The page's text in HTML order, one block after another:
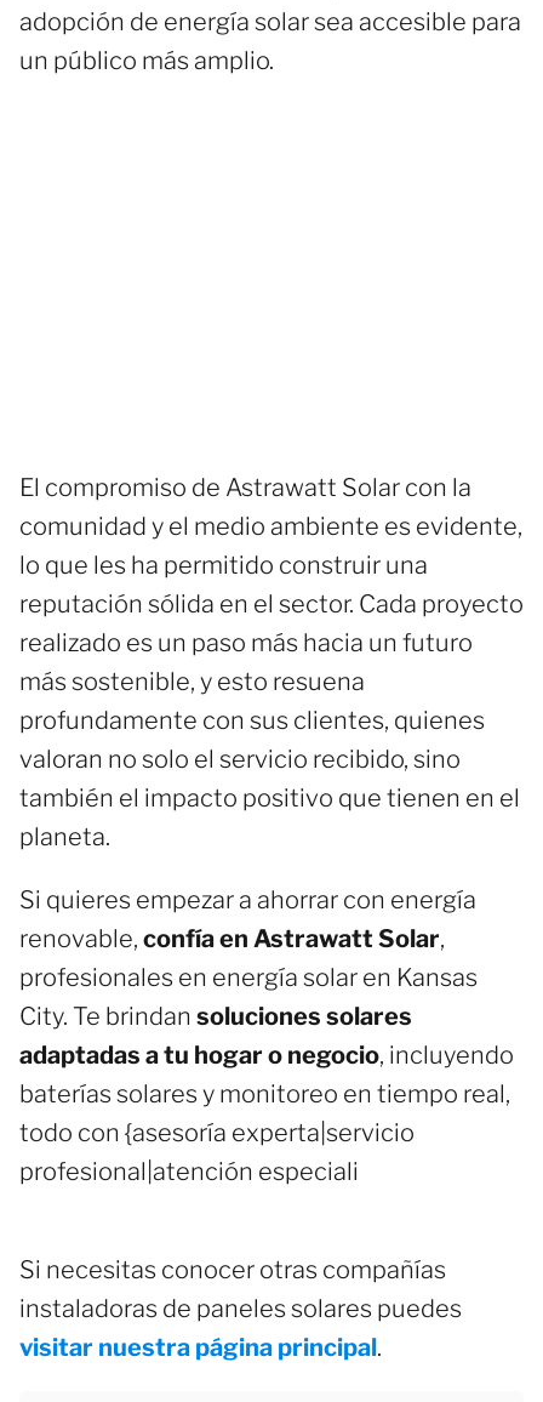
adopción de energía solar sea accesible para
un público más amplio.
El compromiso de Astrawatt Solar con la
comunidad y el medio ambiente es evidente,
lo que les ha permitido construir una
reputación sólida en el sector. Cada proyecto
realizado es un paso más hacia un futuro
más sostenible, y esto resuena
profundamente con sus clientes, quienes
valoran no solo el servicio recibido, sino
también el impacto positivo que tienen en el
planeta.
Si quieres empezar a ahorrar con energía
renovable, confía en Astrawatt Solar,
profesionales en energía solar en Kansas
City. Te brindan soluciones solares
adaptadas a tu hogar o negocio, incluyendo
baterías solares y monitoreo en tiempo real,
todo con {asesoría experta|servicio
profesional|atención especiali
Si necesitas conocer otras compañías
instaladoras de paneles solares puedes
visitar nuestra página principal.